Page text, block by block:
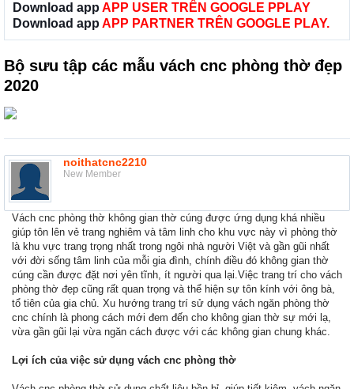
Download app APP USER TRÊN GOOGLE PPLAY
Download app APP PARTNER TRÊN GOOGLE PLAY.
Bộ sưu tập các mẫu vách cnc phòng thờ đẹp
2020
noithatcnc2210
New Member
Vách cnc phòng thờ không gian thờ cúng được ứng dụng khá nhiều
giúp tôn lên vẻ trang nghiêm và tâm linh cho khu vực này vì phòng thờ
là khu vực trang trọng nhất trong ngôi nhà người Việt và gần gũi nhất
với đời sống tâm linh của mỗi gia đình, chính điều đó không gian thờ
cúng cần được đặt nơi yên tĩnh, ít người qua lại.Việc trang trí cho vách
phòng thờ đẹp cũng rất quan trọng và thể hiện sự tôn kính với ông bà,
tổ tiên của gia chủ. Xu hướng trang trí sử dụng vách ngăn phòng thờ
cnc chính là phong cách mới đem đến cho không gian thờ sự mới lạ,
vừa gần gũi lại vừa ngăn cách được với các không gian chung khác.
Lợi ích của việc sử dụng vách cnc phòng thờ